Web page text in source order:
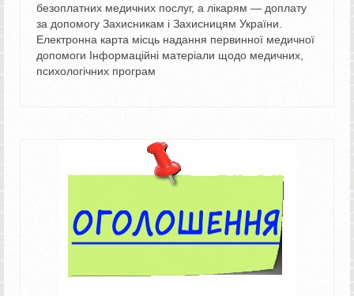
безоплатних медичних послуг, а лікарям — доплату
за допомогу Захисникам і Захисницям України.
Електронна карта місць надання первинної медичної
допомоги Інформаційні матеріали щодо медичних,
психологічних програм